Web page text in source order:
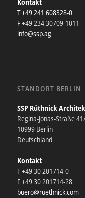
T +49 241 608328-0
F +49 234 30709-1011
info@ssp.ag
STANDORT BERLIN
SSP Rüthnick
Regina-Jonas-Straße
10999 Berlin
Deutschland
Kontakt
T +49 30 201714-0
F +49 30 201714-28
buero@ruethnick.com